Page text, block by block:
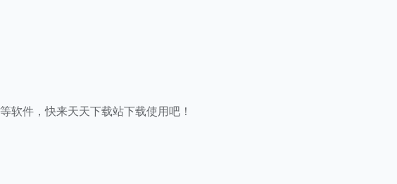
等软件，快来天天下载站下载使用吧！